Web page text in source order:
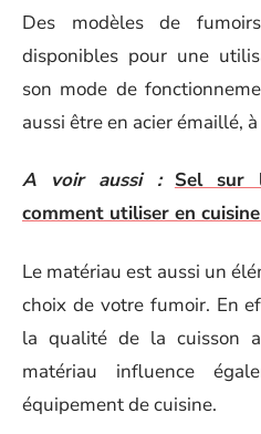
Des modèles de
disponibles pour une
son mode de
aussi être en acier émaillé,
A voir aussi : Sel sur
comment utiliser en
Le matériau est aussi un
choix de votre fumoir. En
la qualité de la cuisson
matériau influence
équipement de cuisine.